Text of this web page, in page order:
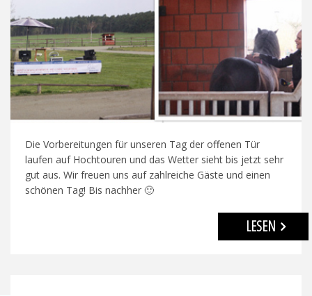
Die Vorbereitungen für unseren Tag der offenen Tür
laufen auf Hochtouren und das Wetter sieht bis jetzt sehr
gut aus. Wir freuen uns auf zahlreiche Gäste und einen
schönen Tag! Bis nachher 🙂
LESEN